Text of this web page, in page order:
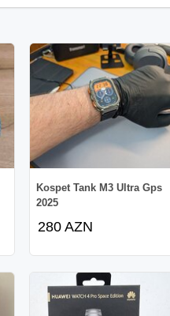
Kospet Tank M3 Ultra Gps
2025
280 AZN